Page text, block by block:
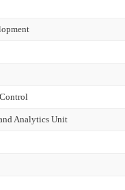
Analytics Unit